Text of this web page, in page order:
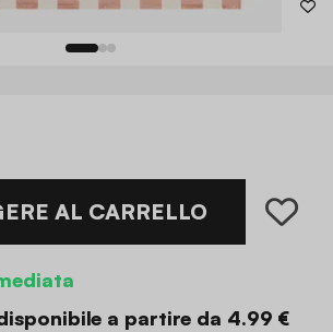
AL CARRELLO
a partire da 4.99 €